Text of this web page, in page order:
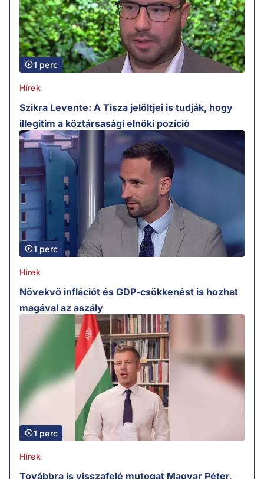
1 perc
Hírek
Szikra Levente: A Tisza jelöltjei is tudják, hogy
illegitim a köztársasági elnöki pozíció
1 perc
Hírek
Növekvő inflációt és GDP-csökkenést is hozhat
magával az aszály
1 perc
Hírek
Továbbra is visszafelé mutogat Magyar Péter,